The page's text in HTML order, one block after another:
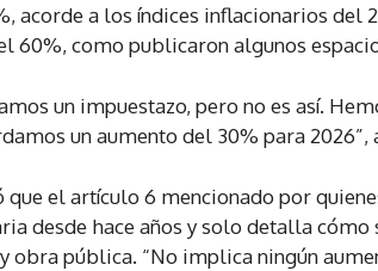
acorde a los índices inflacionarios del
60%, como publicaron algunos
un impuestazo, pero no es así.
un aumento del 30% para 2026”,
el artículo 6 mencionado por
desde hace años y solo detalla
obra pública. “No implica ningún